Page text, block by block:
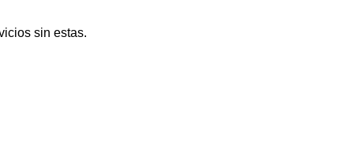
sin estas.